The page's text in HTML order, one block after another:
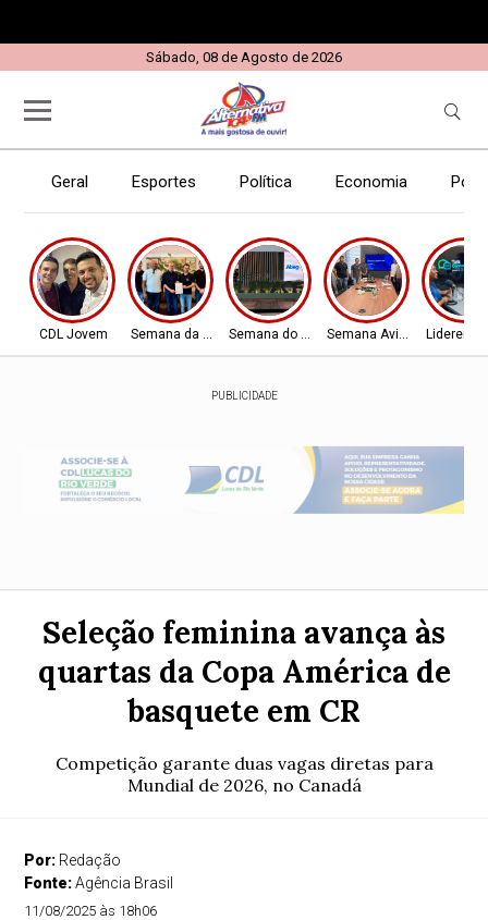
Sábado, 08 de Agosto de 2026
Geral Esportes Política Economia
CDL Jovem Semana da AviaçãoSemana do AviadorSemana Aviador
PUBLICIDADE
Seleção feminina avança às
quartas da Copa América de
basquete em CR
Competição garante duas vagas diretas para
Mundial de 2026, no Canadá
Por: Redação
Fonte:Agência Brasil
11/08/2025 às 18h06